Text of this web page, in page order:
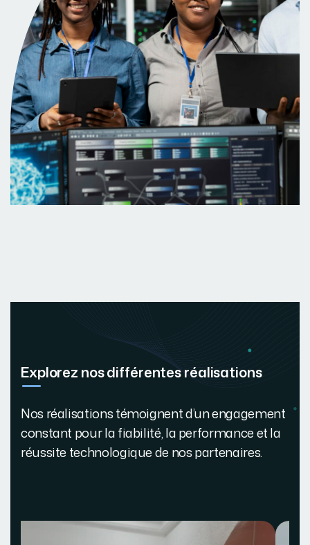
Explorez nos différentes réalisations
Nos réalisations témoignent d’un engagement
constant pour la fiabilité, la performance et la
réussite technologique de nos partenaires.